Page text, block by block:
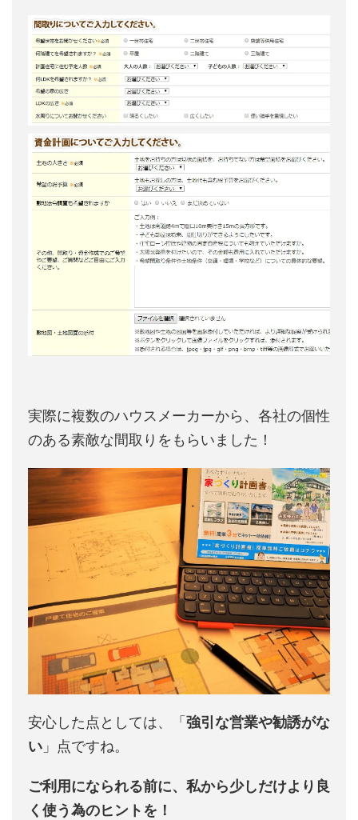
実際に複数のハウスメーカーから、各社の個性
のある素敵な間取りをもらいました！
安心した点としては、「 強引な営業や勧誘がな
い 」点ですね。
ご利用になられる前に、私から少しだけより良
く使う為のヒントを！